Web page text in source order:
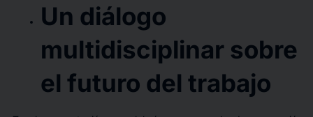
Un diálogo
multidisciplinar sobre
el futuro del trabajo